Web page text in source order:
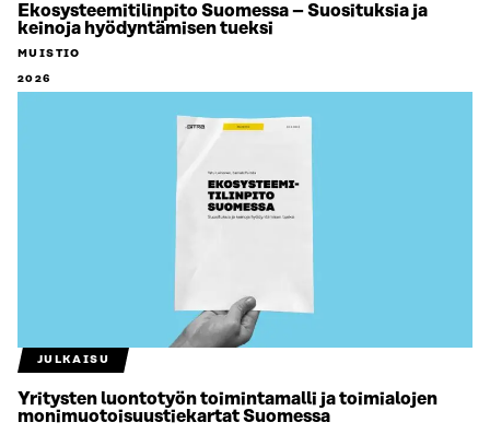
Ekosysteemitilinpito Suomessa – Suosituksia ja
keinoja hyödyntämisen tueksi
MUISTIO
2026
JULKAISU
Yritysten luontotyön toimintamalli ja toimialojen
monimuotoisuustiekartat Suomessa